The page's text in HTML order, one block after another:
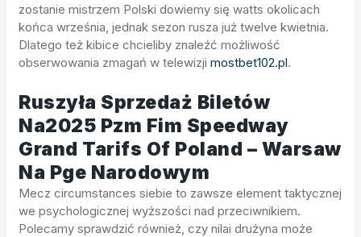
zostanie mistrzem Polski dowiemy się watts okolicach
końca września, jednak sezon rusza już twelve kwietnia.
Dlatego też kibice chcieliby znaleźć możliwość
obserwowania zmagań w telewizjimostbet102.pl.
Ruszyła Sprzedaż Biletów
Na2025 Pzm Fim Speedway
Grand Tarifs Of Poland – Warsaw
Na Pge Narodowym
Mecz circumstances siebie to zawsze element taktycznej
we psychologicznej wyższości nad przeciwnikiem.
Polecamy sprawdzić również, czy nilai drużyna może